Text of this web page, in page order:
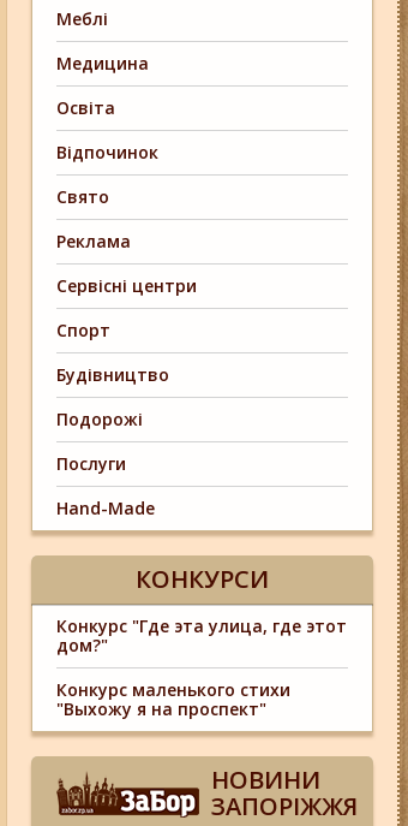
Меблі
Медицина
Освіта
Відпочинок
Свято
Реклама
Сервісні центри
Спорт
Будівництво
Подорожі
Послуги
Hand-Made
КОНКУРСИ
Конкурс "Где эта улица, где этот
дом?"
Конкурс маленького стихи
"Выхожу я на проспект"
НОВИНИ
ЗАПОРІЖЖЯ